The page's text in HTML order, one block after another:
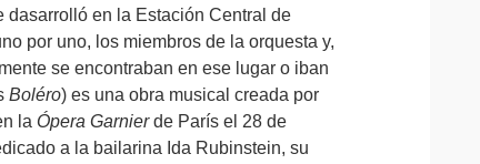
dasarrolló en la Estación Central de
por uno, los miembros de la orquesta y,
se encontraban en ese lugar o iban
Boléro) es una obra musical creada por
la Ópera Garnierde París el 28 de
a la bailarina Ida Rubinstein, su